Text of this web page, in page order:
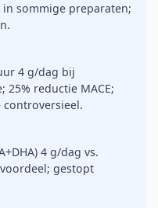
in sommige preparaten;
4 g/dag bij
reductie MACE;
4 g/dag vs.
gestopt